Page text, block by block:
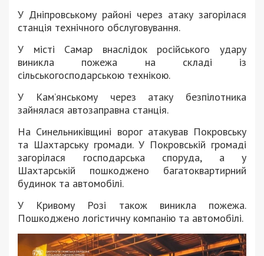
У Дніпровському районі через атаку загорілася
станція технічного обслуговування.
У місті Самар внаслідок російського удару
виникла пожежа на складі із
сільськогосподарською технікою.
У Кам’янському через атаку безпілотника
зайнялася автозаправна станція.
На Синельниківщині ворог атакував Покровську
та Шахтарську громади. У Покровській громаді
загорілася господарська споруда, а у
Шахтарській пошкоджено багатоквартирний
будинок та автомобілі.
У Кривому Розі також виникла пожежа.
Пошкоджено логістичну компанію та автомобілі.